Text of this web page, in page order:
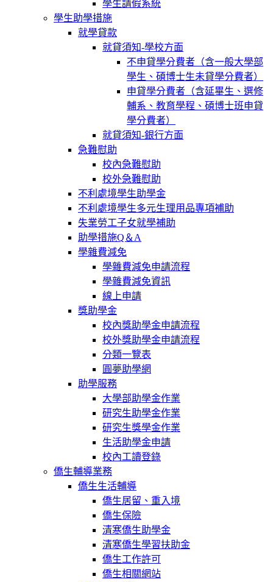
學生請假系統
學生助學措施
就學貸款
就貸須知-學校方面
不申貸學分費者（含一般大學部
學生、碩博士生未貸學分費者）
申貸學分費者（含延畢生、選修
輔系、教育學程、碩博士班申貸
學分費者）
就貸須知-銀行方面
急難慰助
校內急難慰助
校外急難慰助
不利處境學生助學金
不利處境學生多元生理用品專項補助
失業勞工子女就學補助
助學措施Q＆A
學雜費減免
學雜費減免申請流程
學雜費減免資訊
線上申請
獎助學金
校內獎助學金申請流程
校外獎助學金申請流程
分類一覽表
圓夢助學網
助學服務
大學部助學金作業
研究生助學金作業
研究生獎學金作業
生活助學金申請
校內工讀登錄
僑生輔導業務
僑生生活輔導
僑生居留、重入境
僑生保險
清寒僑生助學金
清寒僑生學習扶助金
僑生工作許可
僑生相關網站